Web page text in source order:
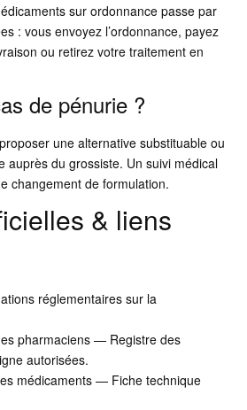
sur ordonnance passe par
: vous envoyez l’ordonnance, payez
ou retirez votre traitement en
de pénurie ?
une alternative substituable ou
auprès du grossiste. Un suivi médical
changement de formulation.
& liens
réglementaires sur la
pharmaciens — Registre des
autorisées.
médicaments — Fiche technique